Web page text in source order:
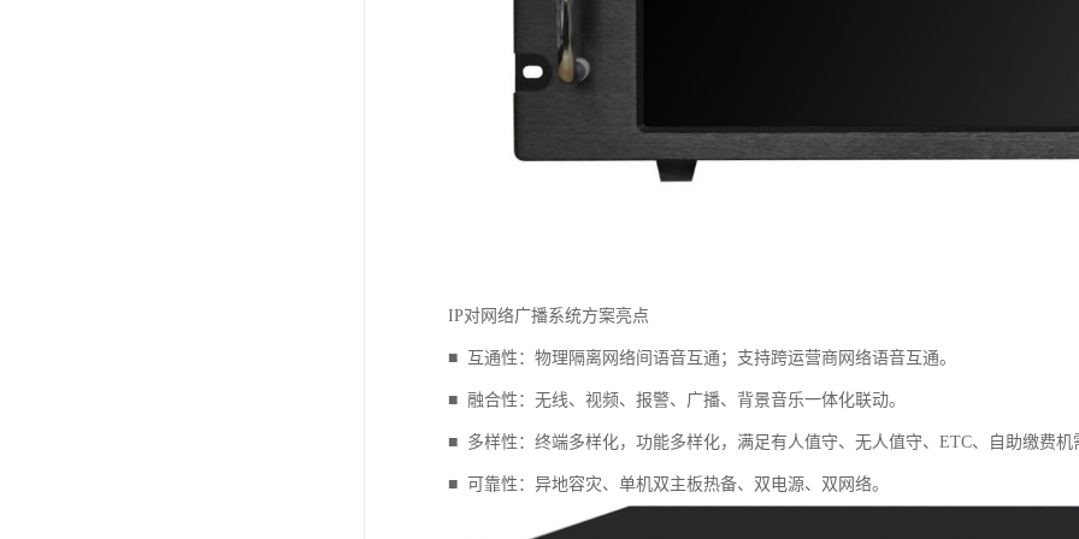
IP对网络广播系统方案亮点
■ 互通性：物理隔离网络间语音互通；支持跨运营商网络语音互通。
■ 融合性：无线、视频、报警、广播、背景音乐一体化联动。
■ 多样性：终端多样化，功能多样化，满足有人值守、无人值守、ETC、自助缴费机
■ 可靠性：异地容灾、单机双主板热备、双电源、双网络。